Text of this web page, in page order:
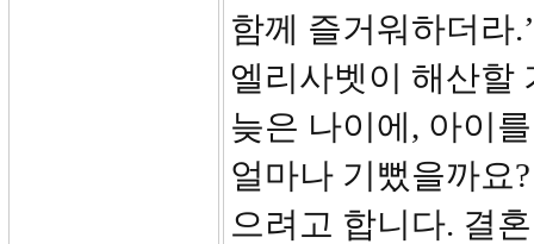
함께 즐거워하더라.’
엘리사벳이 해산할
늦은 나이에, 아이
얼마나 기뻤을까요
으려고 합니다. 결